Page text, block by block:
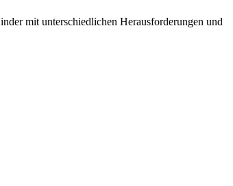
mit unterschiedlichen Herausforderungen und